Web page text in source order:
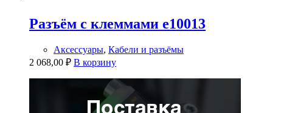
Разъём с клеммами e10013
Аксессуары, Кабели и разъёмы
2 068,00 ₽ В корзину